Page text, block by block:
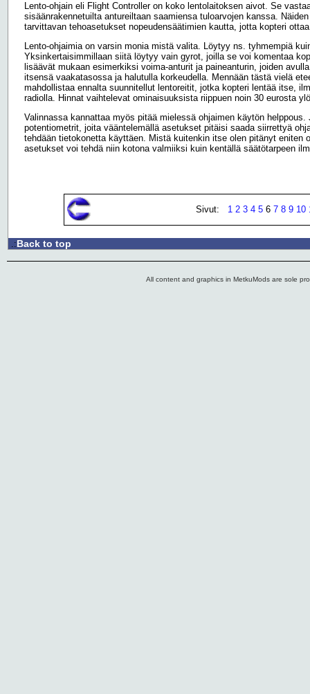
Lento-ohjain eli Flight Controller on koko lentolaitoksen aivot. Se
sisäänrakennetuilta antureiltaan saamiensa tuloarvojen kanssa.
tarvittavan tehoasetukset nopeudensäätimien kautta, jotta kopteri
Lento-ohjaimia on varsin monia mistä valita. Löytyy ns. tyhmempiä
Yksinkertaisimmillaan siitä löytyy vain gyrot, joilla se voi komentaa
lisäävät mukaan esimerkiksi voima-anturit ja paineanturin, joiden
itsensä vaakatasossa ja halutulla korkeudella. Mennään tästä vielä
mahdollistaa ennalta suunnitellut lentoreitit, jotka kopteri lentää itse,
radiolla. Hinnat vaihtelevat ominaisuuksista riippuen noin 30 eurosta
Valinnassa kannattaa myös pitää mielessä ohjaimen käytön
potentiometrit, joita vääntelemällä asetukset pitäisi saada siirrettyä
tehdään tietokonetta käyttäen. Mistä kuitenkin itse olen pitänyt eniten
asetukset voi tehdä niin kotona valmiiksi kuin kentällä säätötarpeen
Sivut: 1 2 3 4 56 7 8 9 10
.:Back to top
All content and graphics in MetkuMods are sole